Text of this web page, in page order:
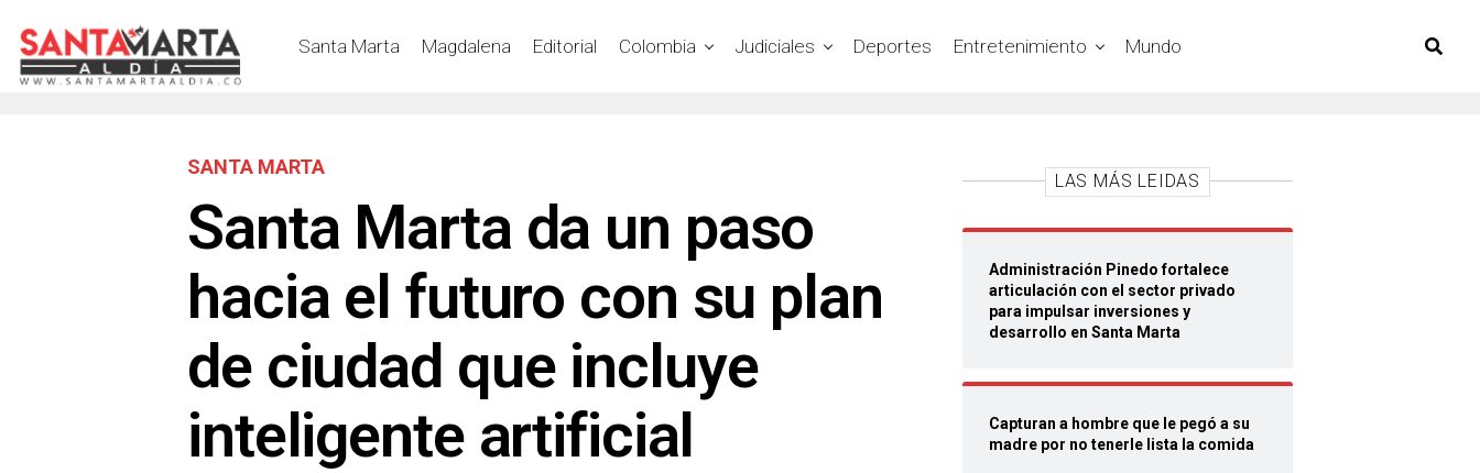
Santa Marta Magdalena Editorial Colombia Judiciales Deportes Entretenimiento Mundo
SANTA MARTA
Santa Marta da un paso
hacia el futuro con su plan
de ciudad que incluye
inteligente artificial
LAS MÁS LEIDAS
Administración Pinedo fortalece
articulación con el sector privado
para impulsar inversiones y
desarrollo en Santa Marta
Capturan a hombre que le pegó a su
madre por no tenerle lista la comida